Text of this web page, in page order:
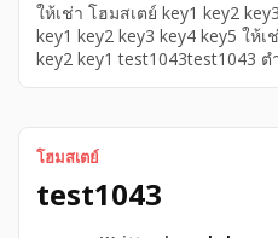
ให้เช่า โฮมสเตย์ key1 key2
key1 key2 key3 key4 key5 ให้
key2 key1 test1043test1043
โฮมสเตย์
test1043